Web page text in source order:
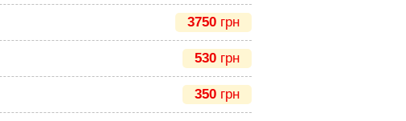
3750 грн
530 грн
350 грн